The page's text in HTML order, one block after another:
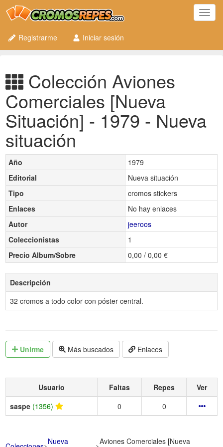
Registrarme
Iniciar sesión
Colección Aviones
Comerciales [Nueva
Situación] - 1979 - Nueva
situación
Año
1979
Editorial
Nueva situación
Tipo
cromos stickers
Enlaces
No hay enlaces
Autor
jeeroos
Coleccionistas
1
Precio Album/Sobre
0,00 / 0,00 €
Descripción
32 cromos a todo color con póster central.
Unirme Más buscados Enlaces
Usuario Faltas Repes
Ver
saspe (1356) 0 0
Nueva
Aviones Comerciales [Nueva